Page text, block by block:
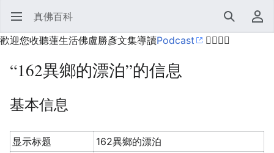
打开主菜单 真佛百科 搜索
用户菜单
歡迎您收聽蓮生活佛盧勝彥文集導讀Podcast 🙋‍♂️🙋‍♀️
“162異鄉的漂泊”的信息
基本信息
显示标题
162異鄉的漂泊